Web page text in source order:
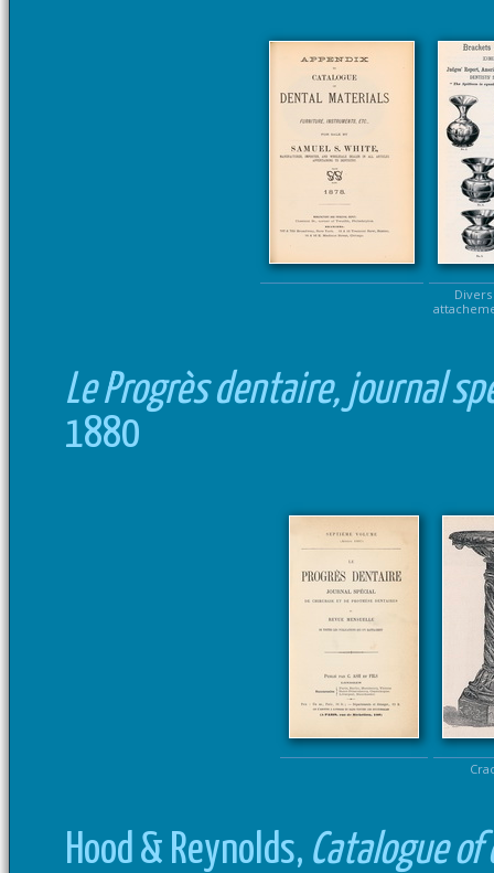
Le Progrès dentaire, journal
1880
Hood & Reynolds, Catalogue